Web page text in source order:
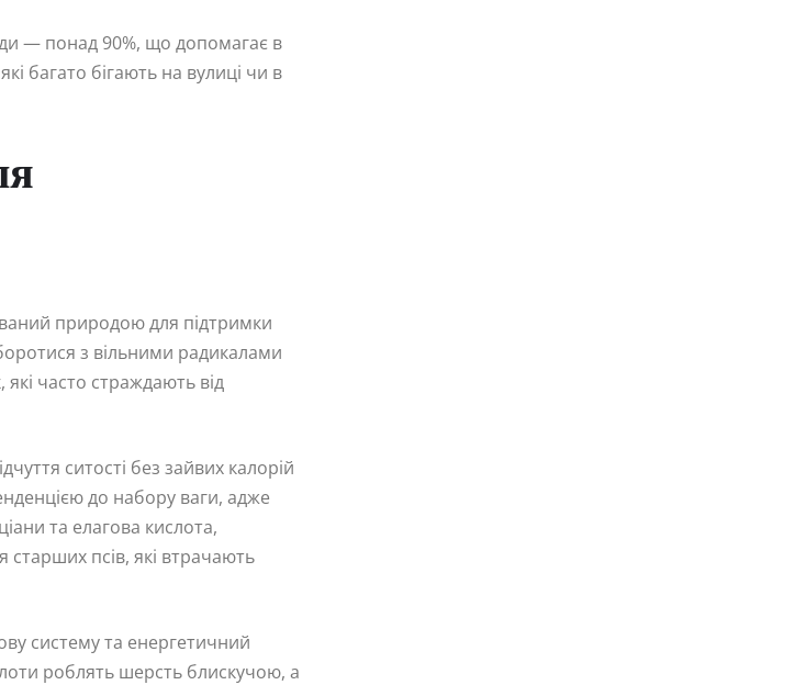
— понад 90%, що допомагає в
багато бігають на вулиці чи в
природою для підтримки
з вільними радикалами
які часто страждають від
ситості без зайвих калорій
до набору ваги, адже
та елагова кислота,
псів, які втрачають
систему та енергетичний
роблять шерсть блискучою, а